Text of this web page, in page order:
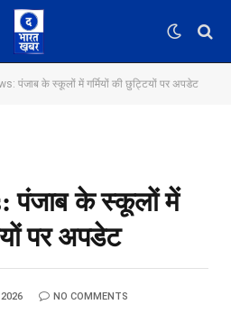
पंजाब के स्कूलों में गर्मियों की छुट्टियों पर अपडेट
पंजाब के स्कूलों में
पर अपडेट
NO COMMENTS